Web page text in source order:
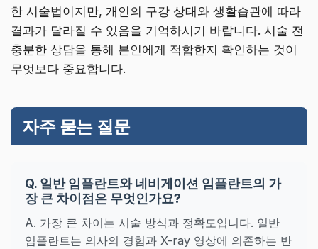
한 시술법이지만, 개인의 구강 상태와 생활습관에 따라
결과가 달라질 수 있음을 기억하시기 바랍니다. 시술 전
충분한 상담을 통해 본인에게 적합한지 확인하는 것이
무엇보다 중요합니다.
자주 묻는 질문
Q. 일반 임플란트와 네비게이션 임플란트의 가
장 큰 차이점은 무엇인가요?
A. 가장 큰 차이는 시술 방식과 정확도입니다. 일반
임플란트는 의사의 경험과 X-ray 영상에 의존하는 반